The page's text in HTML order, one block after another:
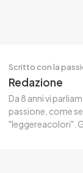
Scritto con la
Redazione
Da 8 anni vi
passione, come
"leggereacolori".